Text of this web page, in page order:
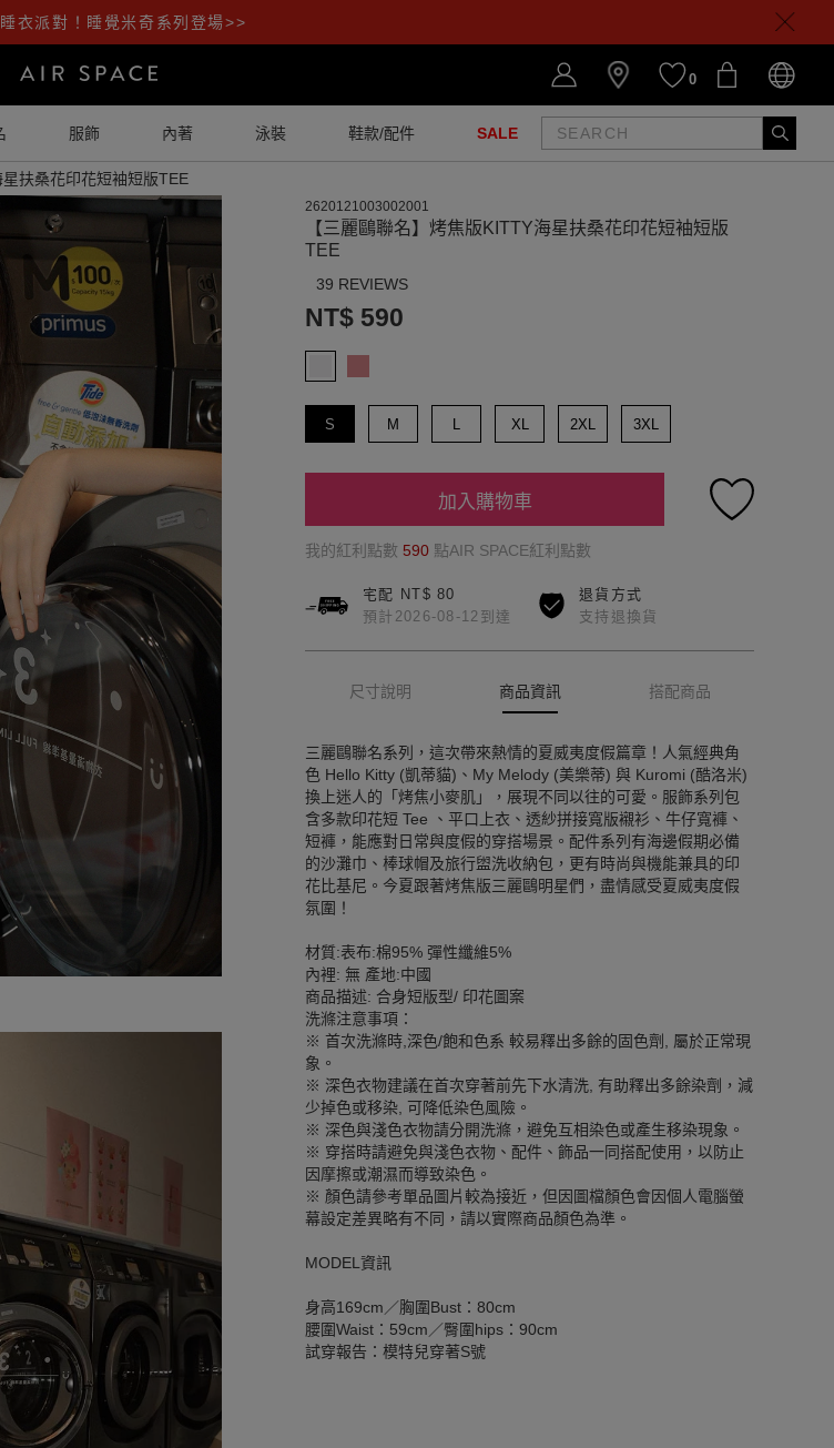
衣派對！睡覺米奇系列登場>>
0
服飾 內著 泳裝 鞋款/配件 SALE
星扶桑花印花短袖短版TEE
2620121003002001
【三麗鷗聯名】烤焦版KITTY海星扶桑花印花短袖短版
TEE
39 REVIEWS
NT$ 590
S M L XL 2XL 3XL
加入購物車
我的紅利點數 590 點AIR SPACE紅利點數
宅配 NT$ 80
預計2026-08-12到達
退貨方式
支持退換貨
尺寸說明 商品資訊 搭配商品
三麗鷗聯名系列，這次帶來熱情的夏威夷度假篇章！人氣經典角
色 Hello Kitty (凱蒂貓)、My Melody (美樂蒂) 與 Kuromi (酷洛米)
換上迷人的「烤焦小麥肌」，展現不同以往的可愛。服飾系列包
含多款印花短 Tee 、平口上衣、透紗拼接寬版襯衫、牛仔寬褲、
短褲，能應對日常與度假的穿搭場景。配件系列有海邊假期必備
的沙灘巾、棒球帽及旅行盥洗收納包，更有時尚與機能兼具的印
花比基尼。今夏跟著烤焦版三麗鷗明星們，盡情感受夏威夷度假
氛圍！
材質:表布:棉95% 彈性纖維5%
內裡: 無 產地:中國
商品描述: 合身短版型/ 印花圖案
洗滌注意事項：
※ 首次洗滌時,深色/飽和色系 較易釋出多餘的固色劑, 屬於正常現
象。
※ 深色衣物建議在首次穿著前先下水清洗, 有助釋出多餘染劑，減
少掉色或移染, 可降低染色風險。
※ 深色與淺色衣物請分開洗滌，避免互相染色或產生移染現象。
※ 穿搭時請避免與淺色衣物、配件、飾品一同搭配使用，以防止
因摩擦或潮濕而導致染色。
※ 顏色請參考單品圖片較為接近，但因圖檔顏色會因個人電腦螢
幕設定差異略有不同，請以實際商品顏色為準。
MODEL資訊
身高169cm／胸圍Bust：80cm
腰圍Waist：59cm／臀圍hips：90cm
試穿報告：模特兒穿著S號